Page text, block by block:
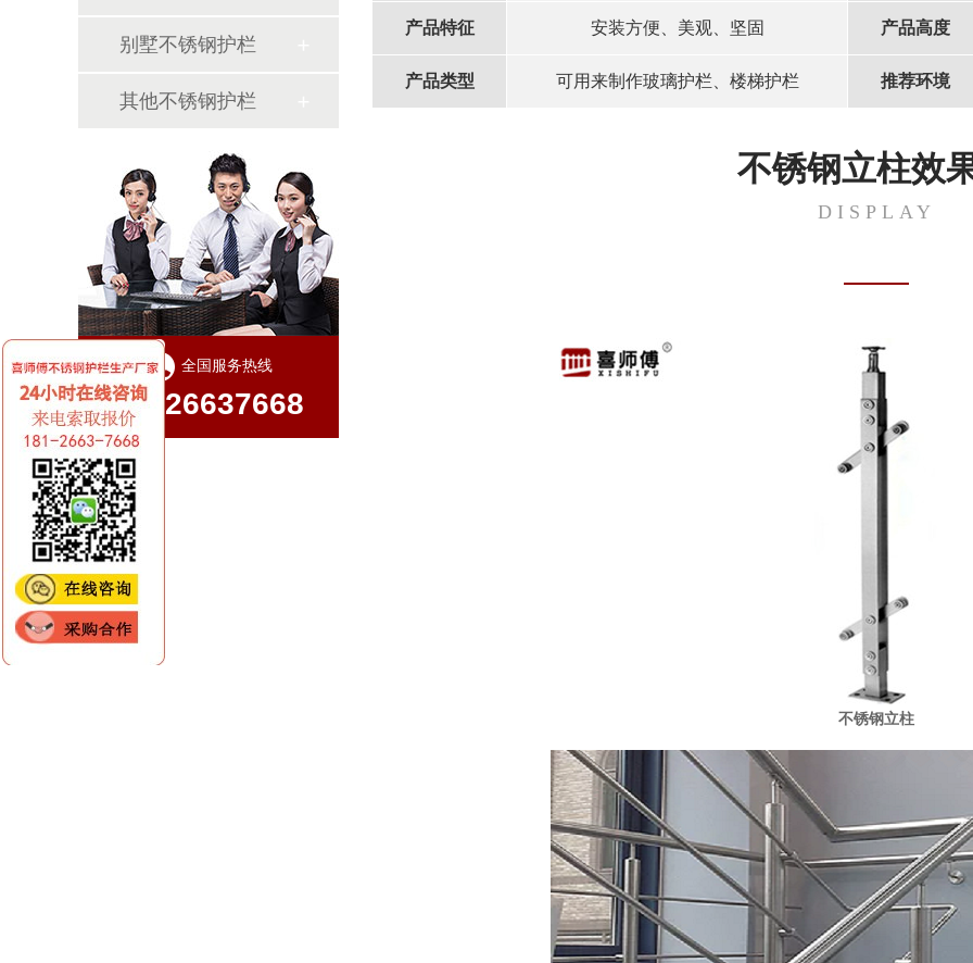
产品特征 安装方便、美观、坚固 产品高度
产品类型 可用来制作玻璃护栏、楼梯护栏 推荐环境
不锈钢立柱效
DISPLAY
不锈钢立柱
别墅不锈钢护栏
其他不锈钢护栏
全国服务热线
18126637668